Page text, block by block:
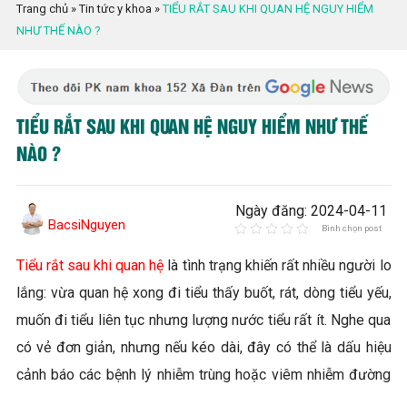
Trang chủ»Tin tức y khoa »TIỂU RẮT SAU KHI QUAN HỆ NGUY HIỂM
NHƯ THẾ NÀO ?
TIỂU RẮT SAU KHI QUAN HỆ NGUY HIỂM NHƯ THẾ
NÀO ?
BacsiNguyen
Ngày đăng: 2024-04-11
Bình chọn post
Tiểu rắt sau khi quan hệ là tình trạng khiến rất nhiều người lo
lắng: vừa quan hệ xong đi tiểu thấy buốt, rát, dòng tiểu yếu,
muốn đi tiểu liên tục nhưng lượng nước tiểu rất ít. Nghe qua
có vẻ đơn giản, nhưng nếu kéo dài, đây có thể là dấu hiệu
cảnh báo các bệnh lý nhiễm trùng hoặc viêm nhiễm đường